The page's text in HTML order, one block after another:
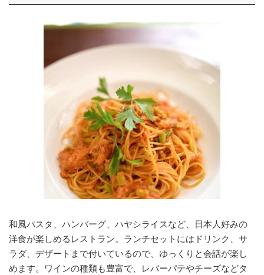
和風パスタ、ハンバーグ、ハヤシライスなど、日本人好みの
洋食が楽しめるレストラン。ランチセットにはドリンク、サ
ラダ、デザートまで付いているので、ゆっくりと会話が楽し
めます。ワインの種類も豊富で、レバーパテやチーズなどタ